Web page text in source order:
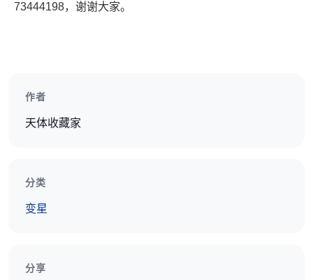
73444198，谢谢大家。
作者
天体收藏家
分类
变星
分享